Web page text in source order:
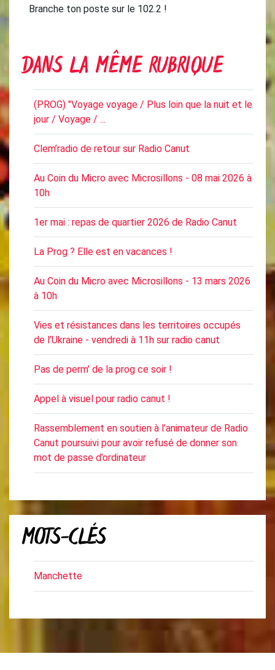
Branche ton poste sur le 102.2 !
DANS LA MÊME RUBRIQUE
(PROG) "Voyage voyage / Plus loin que la nuit et le
jour / Voyage / ...
Clem’radio de retour sur Radio Canut
Au Coin du Micro avec Microsillons - 08 mai 2026 à
10h
1er mai : repas de quartier 2026 de Radio Canut
La Prog ? Elle est en vacances !
Au Coin du Micro avec Microsillons - 13 mars 2026
à 10h
Vies et résistances dans les territoires occupés
de l’Ukraine - vendredi à 11h sur radio canut
Pas de perm’ de la prog ce soir !
Appel à visuel pour radio canut !
Rassemblement en soutien à l’animateur de Radio
Canut poursuivi pour avoir refusé de donner son
mot de passe d’ordinateur
MOTS-CLÉS
Manchette